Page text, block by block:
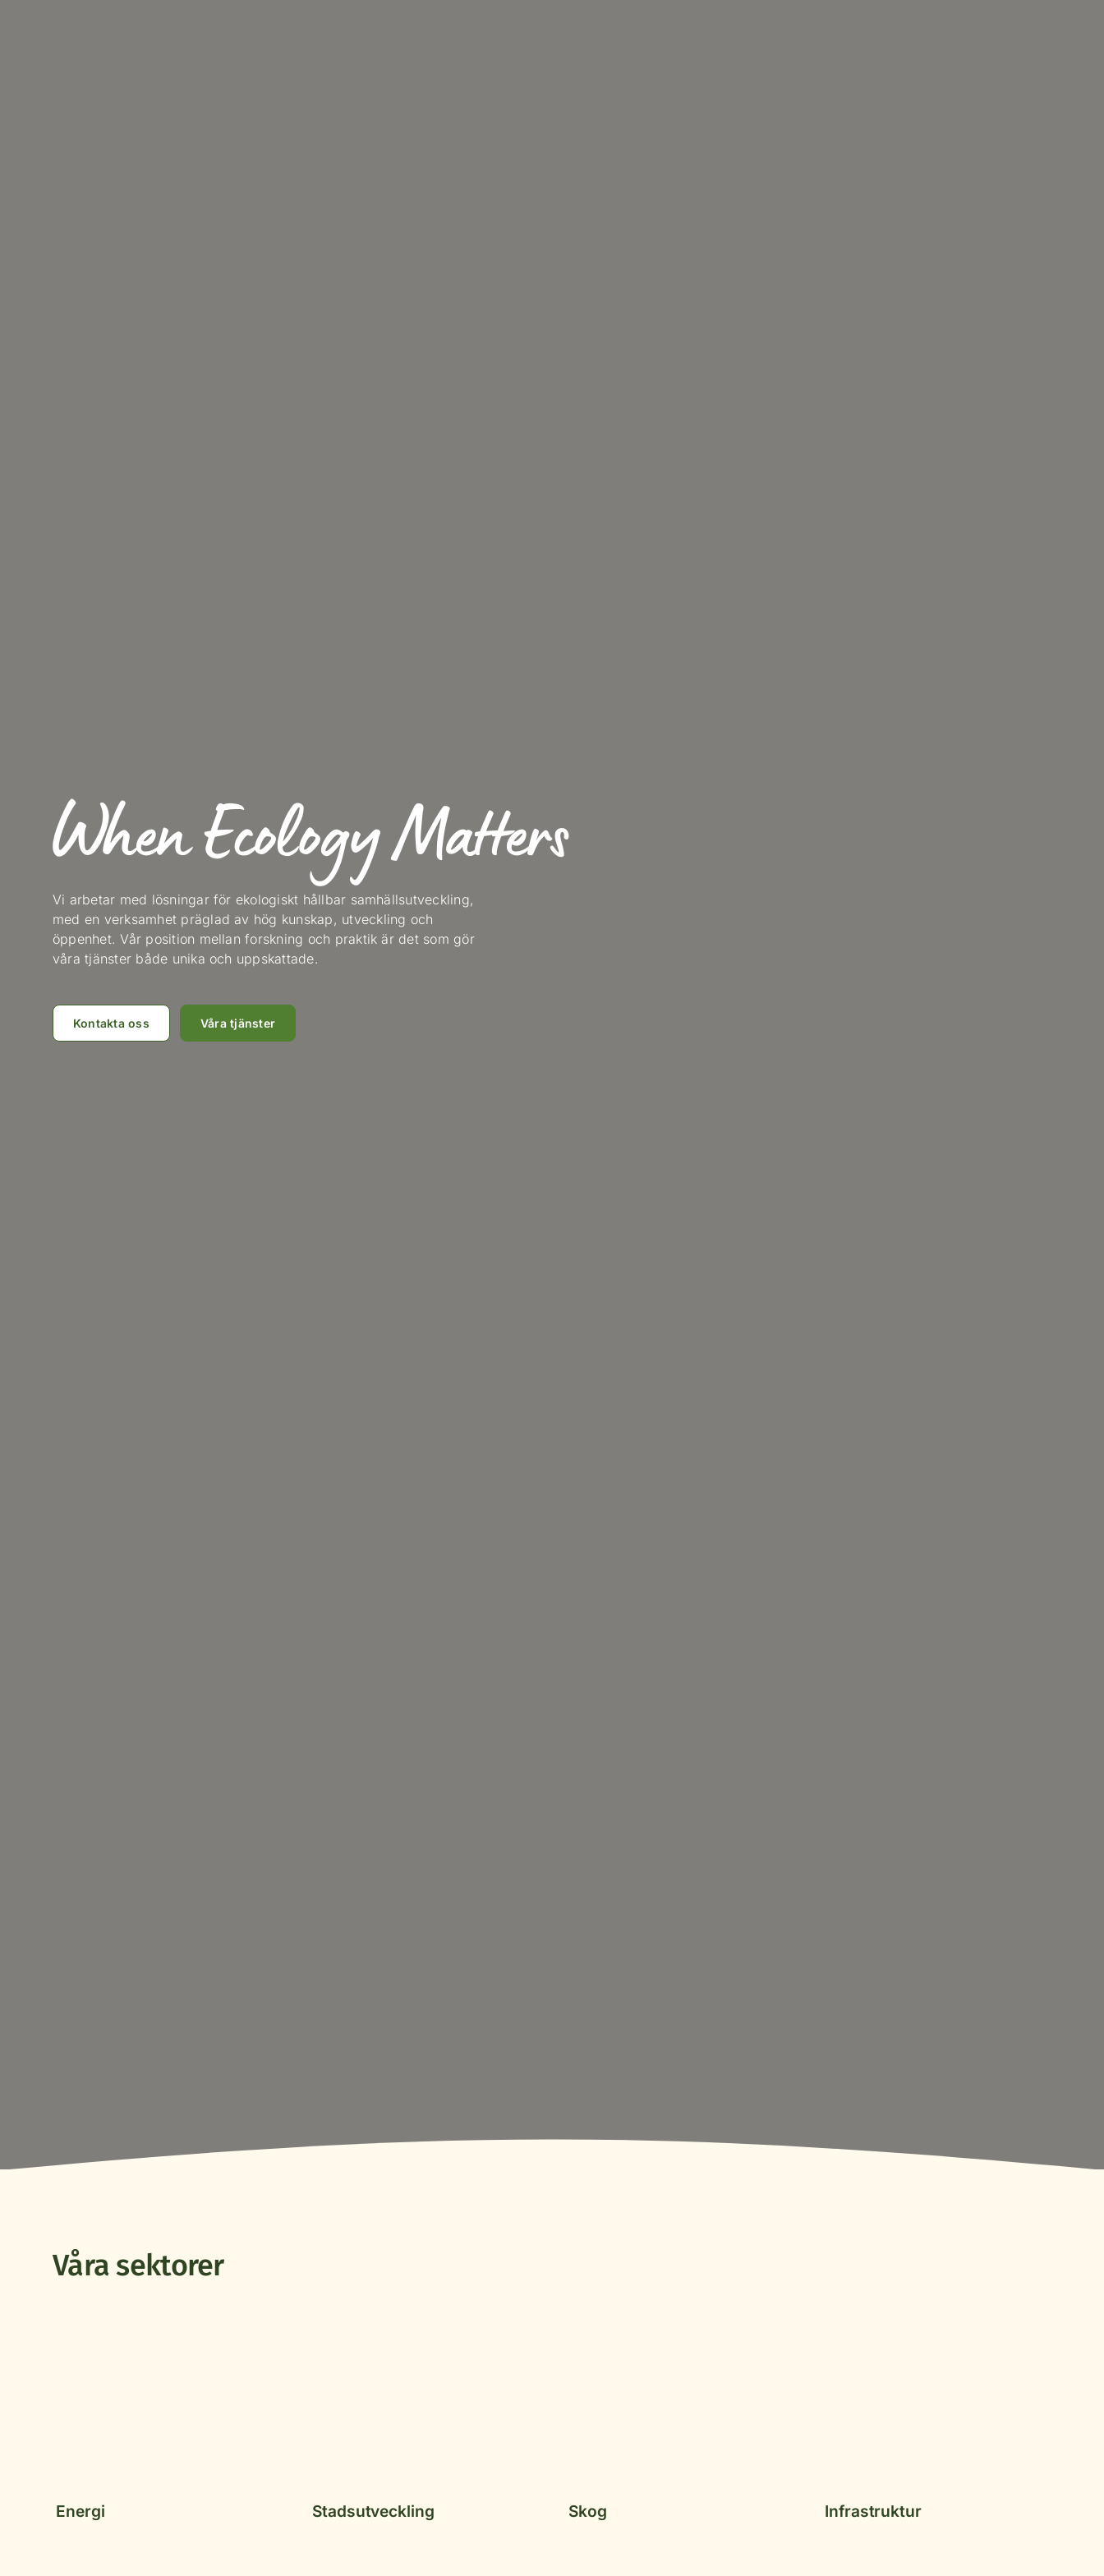
When Ecology Matters
Vi arbetar med lösningar för ekologiskt hållbar samhällsutveckling,
med en verksamhet präglad av hög kunskap, utveckling och
öppenhet. Vår position mellan forskning och praktik är det som gör
våra tjänster både unika och uppskattade.
Kontakta oss Våra tjänster
Våra sektorer
Energi Stadsutveckling Skog Infrastruktur